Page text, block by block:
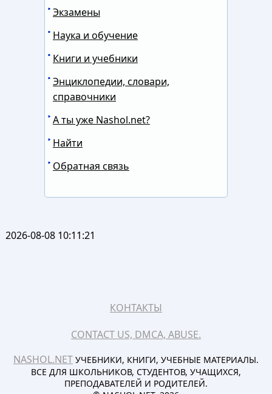
Экзамены
Наука и обучение
Книги и учебники
Энциклопедии, словари,
справочники
А ты уже Nashol.net?
Найти
Обратная связь
2026-08-08 10:11:21
КОНТАКТЫ
CONTACT US, DMCA, ABUSE.
NASHOL.NETУЧЕБНИКИ, КНИГИ, УЧЕБНЫЕ МАТЕРИАЛЫ.
ВСЕ ДЛЯ ШКОЛЬНИКОВ, СТУДЕНТОВ, УЧАЩИХСЯ,
ПРЕПОДАВАТЕЛЕЙ И РОДИТЕЛЕЙ.